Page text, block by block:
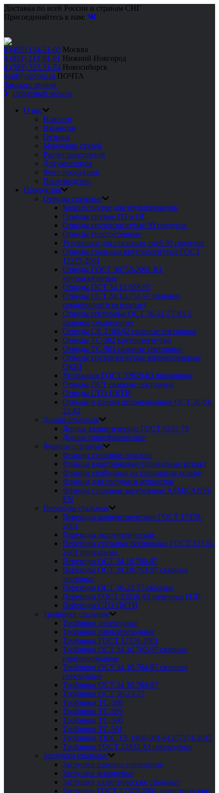
Доставка по всей России и странам СНГ
Присоединяйтесь к нам:
8 (495) 134-31-00 Москва
8 (831) 214-01-01 Нижний Новгород
8 (383) 325-31-74 Новосибирск
mail@rgprom.ru ПОЧТА
Заказать звонок
Обратный звонок
О нас
Новости
Вакансии
Отзывы
Марочник сталей
Расчет расстояний
Документация
Фото продукции
Производство
Продукция
Отводы стальные
Колено гнутое для трубопроводов
Отводы гнутые ГО и ОГ
Отводы крутоизогнутые 90 градусов
Отводы толстостенные
Угольники для стальных труб 90 градусов
Отводы стальные крутоизогнутые ГОСТ
17375-2001
Отводы ГОСТ 30753-2001 R1
крутоизогнутые
Отводы ОСТ 34.10.699-97
Отводы ОСТ 34.10.752-97 сварные
секционные (секторные)
Отводы секторные ОСТ 36-21-77 R1.5
сварные секционные
Отводы СК 2109-92 сварные секторные
Отводы ТС-582 крутоизогнутые
Отводы ТС-583 сварные секторные
Отводы крутоизогнутые штампосварные
ОКШ
Угольники ГОСТ 22820-83 приварные
Отводы ОСТ сварные секторные
Отводы СТО ЦКТИ
Отводы и колена штампованные ОСТ 26-01-
22-82
Днища стальные
Днища эллиптические ГОСТ 6533-78
Днища торосферические
Фланцы стальные
Фланцы стальные плоские
Фланцы воротниковые (приварные встык)
Фланцы свободные на приварном кольце
Фланцы для сосудов и аппаратов
Фланцы стальные зарубежные ASME/ANSI,
EN
Переходы стальные
Переходы концентрические ГОСТ 17378-
2001
Переходы эксцентрические
Переходы стальные бесшовные ГОСТ 17378-
2001 приварные
Переходы ОСТ 34.10.700-97
Переходы ОСТ 34.10-753-97 сварные
листовые
Переходы ОСТ 36-22-77 сварные
Переходы ГОСТ 22826-83 точечные (ТД)
Переходы СТО ЦКТИ
Тройники стальные
Тройники переходные
Тройники равнопроходные
Тройники ГОСТ 17376-2001
Тройники ОСТ 34 10.762-97 сварные
равнопроходные
Тройники ОСТ 34 10.764-97 сварные
переходные
Тройники ОСТ 34 10.764-97
Тройники ОСТ 36-23-77
Тройники ТС-588
Тройники ТС-589
Тройники ТС-590
Тройники ТС-591
Тройники ТШС ТУ 1468-001-61257374-2015
Тройники ГОСТ 22822-83 переходные
Заглушки стальные
Заглушки плоские приварные
Заглушки фланцевые
Заглушки эллиптические стальные
Заглушки ГОСТ 17379-2001 эллиптические